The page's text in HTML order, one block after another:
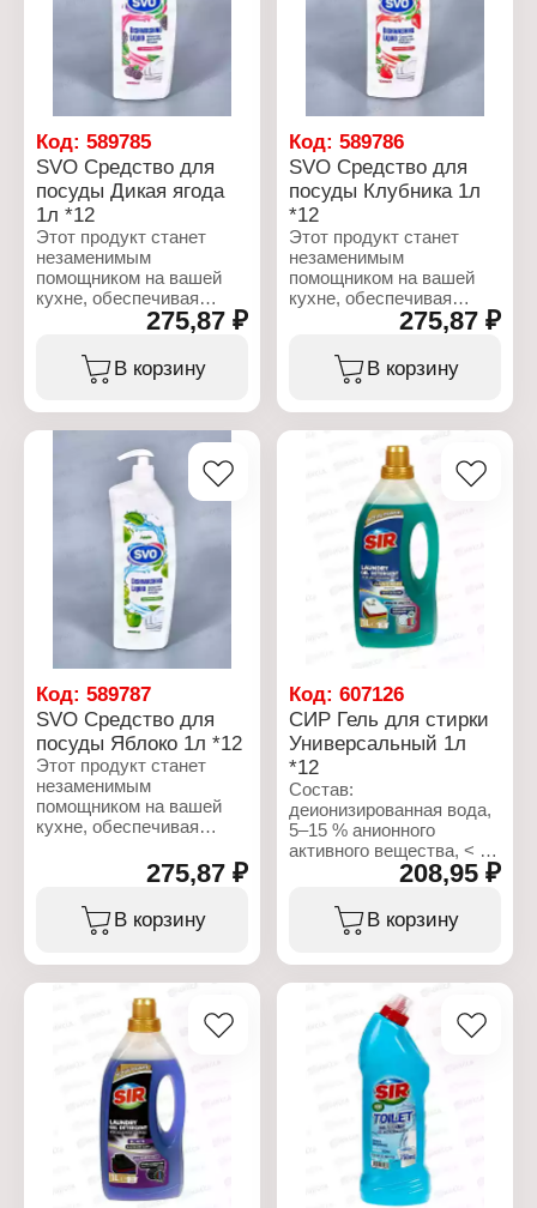
консервант
(метилхлоризотиазолинон)
и красители.
Характеристики:
Бренд: SVO
Тип товара: Средство
для мытья посуды
Аромат: Апельсин
Объем: 1 л
(метилхлоризотиазолинон)
и красители.
Характеристики:
Бренд: SVO
для мытья посуды
Аромат: Гранат
Объем: 1 л
Код: 589785
SVO Средство для
посуды Дикая ягода
1л *12
Этот продукт станет
незаменимым
помощником на вашей
кухне, обеспечивая
идеальную чистоту и
свежесть. Специально
разработанная формула
эффективно
сияющей. Состав:
15%-30% анионное
активное вещество. 5%
неионогенное активное
вещество, отдушка,
консервант
(метилхлоризотиазолинон)
и красители.
Характеристики:
Бренд: SVO
Тип товара: Средство
для мытья посуды
Аромат: Дикая ягода
Объем: 1 л
275,87 ₽
В корзину
Код:589786
SVO Средство для
посуды Клубника 1л
*12
Этот продукт станет
незаменимым
помощником на вашей
кухне, обеспечивая
идеальную чистоту и
свежесть. Специально
разработанная формула
эффективно
посуду чистой и
сияющей. Состав:
15%-30% анионное
активное вещество. 5%
неионогенное активное
вещество, отдушка,
консервант
(метилхлоризотиазолинон)
и красители.
Характеристики:
Тип товара: Средство
для мытья посуды
Аромат: клубника
Объем: 1 л
275,87 ₽
В корзину
Код: 589787
SVO Средство для
посуды Яблоко 1л *12
Этот продукт станет
незаменимым
помощником на вашей
кухне, обеспечивая
свежесть. Специально
разработанная формула
эффективно
справляется с жиром и
посуду чистой и
сияющей. Состав:
15%-30% анионное
активное вещество. 5%
неионогенное активное
вещество, отдушка,
консервант
(метилхлоризотиазолинон)
и красители.
Характеристики:
Бренд: SVO
275,87 ₽
В корзину
Код:607126
СИР Гель для стирки
Универсальный 1л
*12
Состав:
деионизированная вода,
5–15 % анионного
активного вещества, < 5
% неионогенного
активного вещества,
фосфонаты, мыло,
полимер, ферменты,
(бензизотиазолинон,
метилизотиазолинон),
отдушка (линалоол),
краситель.
Характеристики:
Бренд: SIR
Тип товара: Средство
для стирки
Форма выпуска: Гель
208,95 ₽
В корзину